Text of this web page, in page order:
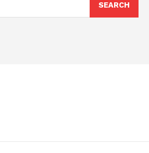
SEARCH